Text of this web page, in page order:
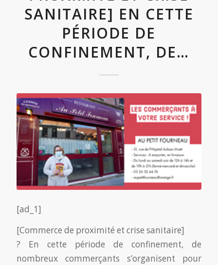
SANITAIRE] EN CETTE
PÉRIODE DE
CONFINEMENT, DE…
[ad_1]
[Commerce de proximité et crise sanitaire]
? En cette période de confinement, de
nombreux commerçants s’organisent pour